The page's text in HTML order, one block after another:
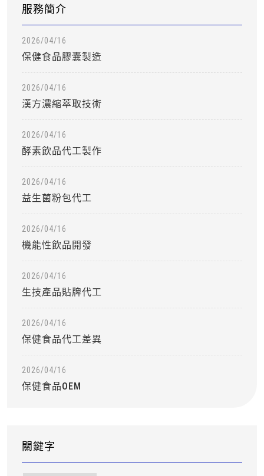
服務簡介
2026/04/16
保健食品膠囊製造
2026/04/16
漢方濃縮萃取技術
2026/04/16
酵素飲品代工製作
2026/04/16
益生菌粉包代工
2026/04/16
機能性飲品開發
2026/04/16
生技產品貼牌代工
2026/04/16
保健食品代工差異
2026/04/16
保健食品OEM
關鍵字